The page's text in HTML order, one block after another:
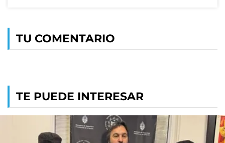
TU COMENTARIO
TE PUEDE INTERESAR